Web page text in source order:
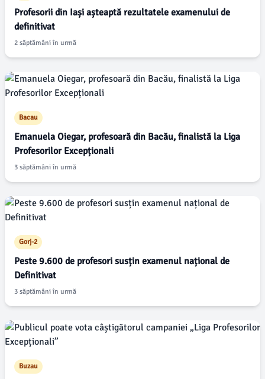
Profesorii din Iași așteaptă rezultatele examenului de
definitivat
2 săptămâni în urmă
Bacau
Emanuela Oiegar, profesoară din Bacău, finalistă la Liga
Profesorilor Excepționali
3 săptămâni în urmă
Gorj-2
Peste 9.600 de profesori susțin examenul național de
Definitivat
3 săptămâni în urmă
Buzau